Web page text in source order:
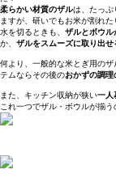
柔らかい材質のザルは、たっぷ
ますが、研いでもお米が割れ
水を切るときも、 ザルとボウル
か、 ザルをスムーズに取り出せ
何より、一般的な米とぎ用の
テムならその後のおかずの調
また、キッチン収納が狭い一人
これ一つでザル・ボウルが揃